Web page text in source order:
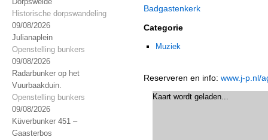
Historische dorpswandeling
09/08/2026
Julianaplein
Openstelling bunkers
09/08/2026
Radarbunker op het
Vuurbaakduin.
Openstelling bunkers
09/08/2026
Küverbunker 451 –
Gaasterbos
Badgastenkerk
Categorie
Muziek
Reserveren en info: www.j-p.nl/
Kaart wordt geladen...